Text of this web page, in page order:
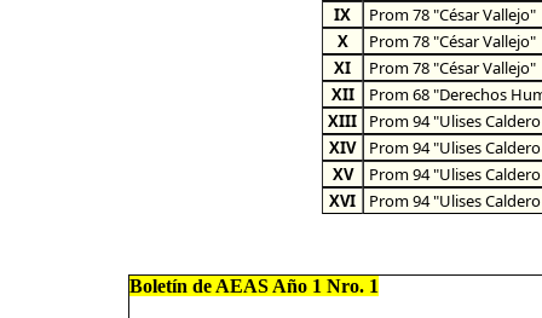
IX
Prom 78 "César Vallejo"
X
Prom 78 "César Vallejo"
XI
Prom 78 "César Vallejo"
XII
Prom 68 "Derechos
XIII
Prom 94 "Ulises
XIV
Prom 94 "Ulises
XV
Prom 94 "Ulises
XVI
Prom 94 "Ulises
Boletín de AEAS Año 1 Nro. 1